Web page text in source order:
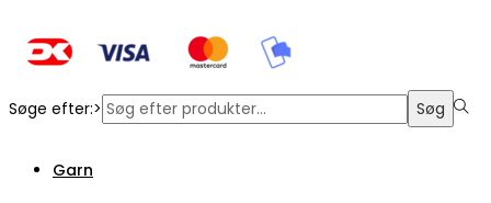
Søge efter:> Søg
Garn